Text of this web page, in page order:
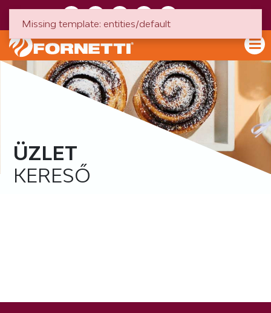
ÜZLET
KERESŐ
Missing template: entities/default